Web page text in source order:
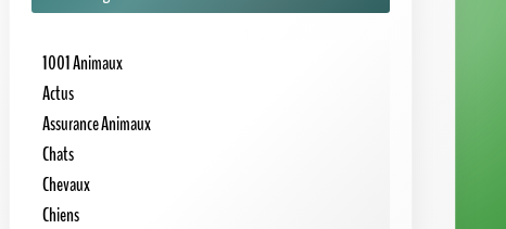
1001 Animaux
Actus
Assurance Animaux
Chats
Chevaux
Chiens